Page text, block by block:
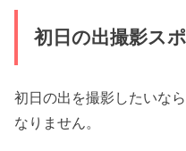
初日の出撮影ス
初日の出を撮影したいな
なりません。